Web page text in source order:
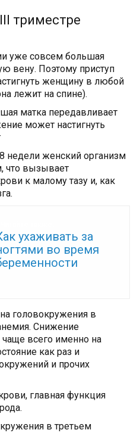
триместре
уже совсем большая
вену. Поэтому приступ
женщину в любой
лежит на спине).
матка передавливает
может настигнуть
недели женский организм
что вызывает
к малому тазу и, как
ухаживать за
во время
головокружения в
Снижение
всего именно на
как раз и
и прочих
главная функция
в третьем